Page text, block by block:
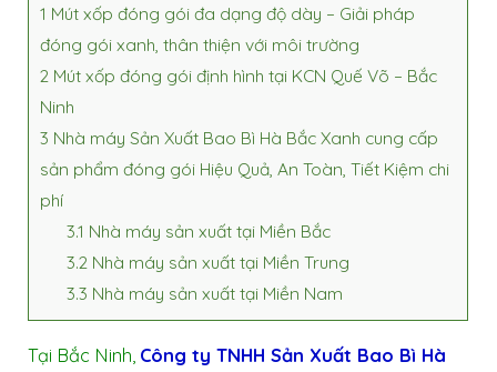
1 Mút xốp đóng gói đa dạng độ dày – Giải pháp
đóng gói xanh, thân thiện với môi trường
2 Mút xốp đóng gói định hình tại KCN Quế Võ – Bắc
Ninh
3 Nhà máy Sản Xuất Bao Bì Hà Bắc Xanh cung cấp
sản phẩm đóng gói Hiệu Quả, An Toàn, Tiết Kiệm chi
phí
3.1 Nhà máy sản xuất tại Miền Bắc
3.2 Nhà máy sản xuất tại Miền Trung
3.3 Nhà máy sản xuất tại Miền Nam
Tại Bắc Ninh, Công ty TNHH Sản Xuất Bao Bì Hà